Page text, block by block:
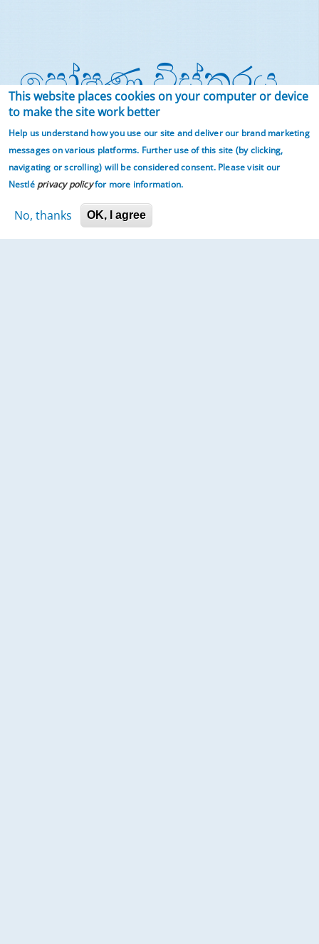
පෝෂණ විස්තරය
උපකාරී වෙයි
විටමින් A සිරුරේ සාමාන්‍ය ක්‍රියාකාරීත්වයට හා
ප්‍රතිශක්තීකරණයට උපකාරී වෙයි
විටමින් C සිරුරේ සාමාන්‍ය ක්‍රියාකාරීත්වයට හා
ප්‍රතිශක්තීකරණයට උපකාරී වෙයි
This website places cookies on your computer or device
to make the site work better
Help us understand how you use our site and deliver our brand marketing
messages on various platforms. Further use of this site (by clicking,
navigating or scrolling) will be considered consent. Please visit our
Nestlé privacy policyfor more information.
No, thanks OK, I agree